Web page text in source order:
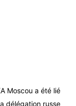
Moscou a été lié
délégation russe